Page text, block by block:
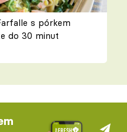
s pórkem
do 30 minut